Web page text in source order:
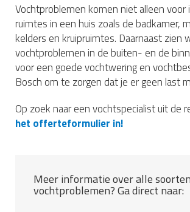
Vochtproblemen komen niet alleen voor
ruimtes in een huis zoals de badkamer,
kelders en kruipruimtes. Daarnaast zien
vochtproblemen in de buiten- en de
voor een goede vochtwering en
Bosch om te zorgen dat je er geen last
Op zoek naar een vochtspecialist uit de
het offerteformulier in!
Meer informatie over alle soorten
vochtproblemen? Ga direct naar: